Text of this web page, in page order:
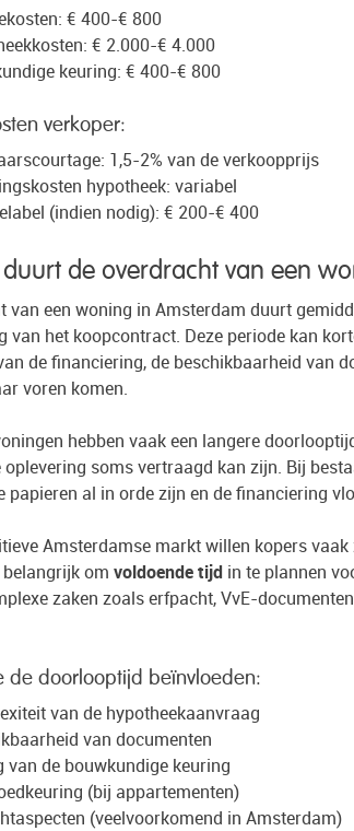
€ 400-€ 800
€ 2.000-€ 4.000
keuring: € 400-€ 800
verkoper:
1,5-2% van de verkoopprijs
hypotheek: variabel
(indien nodig): € 200-€ 400
de overdracht van een
van een woning in Amsterdam duurt
van het koopcontract. Deze periode kan
de financiering, de beschikbaarheid van
voren komen.
hebben vaak een langere
oplevering soms vertraagd kan zijn. Bij
papieren al in orde zijn en de financiering
Amsterdamse markt willen kopers
om voldoende tijd in te plannen
zaken zoals erfpacht, VvE-
de doorlooptijd beïnvloeden:
van de hypotheekaanvraag
van documenten
van de bouwkundige keuring
(bij appartementen)
(veelvoorkomend in Amsterdam)